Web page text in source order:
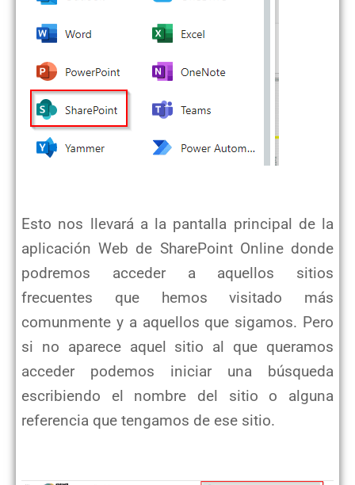
Esto nos llevará a la pantalla principal de la
aplicación Web de SharePoint Online donde
podremos acceder a aquellos sitios
frecuentes que hemos visitado más
comunmente y a aquellos que sigamos. Pero
si no aparece aquel sitio al que queramos
acceder podemos iniciar una búsqueda
escribiendo el nombre del sitio o alguna
referencia que tengamos de ese sitio.